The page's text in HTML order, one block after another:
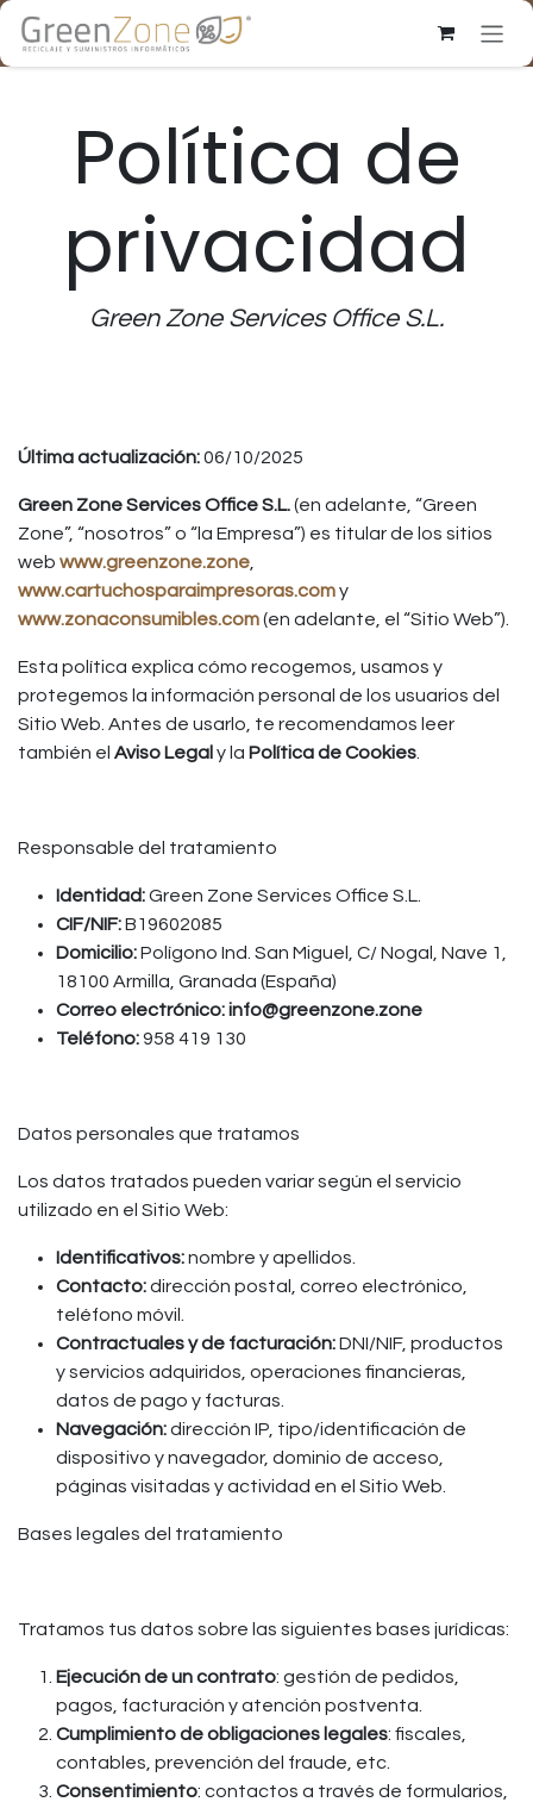
Ir al contenido
Política de
privacidad
Green Zone Services Office S.L.
Última actualización:06/10/2025
Green Zone Services Office S.L.(en adelante, “Green
Zone”, “nosotros” o “la Empresa”) es titular de los sitios
web www.greenzone.zone
www.cartuchosparaimpresoras.comy
www.zonaconsumibles.com(en adelante, el “Sitio Web”).
Esta política explica cómo recogemos, usamos y
protegemos la información personal de los usuarios del
Sitio Web. Antes de usarlo, te recomendamos leer
también el Aviso Legal y la Política de Cookies
Responsable del tratamiento
Identidad:Green Zone Services Office S.L.
CIF/NIF:B19602085
Domicilio:Polígono Ind. San Miguel, C/ Nogal, Nave 1,
18100 Armilla, Granada (España)
Correo electrónico:info@greenzone.zone
Teléfono:958 419 130
Datos personales que tratamos
Los datos tratados pueden variar según el servicio
utilizado en el Sitio Web:
Identificativos:nombre y apellidos.
Contacto:dirección postal, correo electrónico,
teléfono móvil.
Contractuales y de facturación:DNI/NIF, productos
y servicios adquiridos, operaciones financieras,
datos de pago y facturas.
Navegación:dirección IP, tipo/identificación de
dispositivo y navegador, dominio de acceso,
páginas visitadas y actividad en el Sitio Web.
Bases legales del tratamiento
Tratamos tus datos sobre las siguientes bases jurídicas:
Ejecución de un contrato: gestión de pedidos,
pagos, facturación y atención postventa.
Cumplimiento de obligaciones legales: fiscales,
contables, prevención del fraude, etc.
Consentimiento: contactos a través de formularios,